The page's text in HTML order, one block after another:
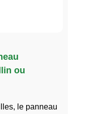
ou
le panneau